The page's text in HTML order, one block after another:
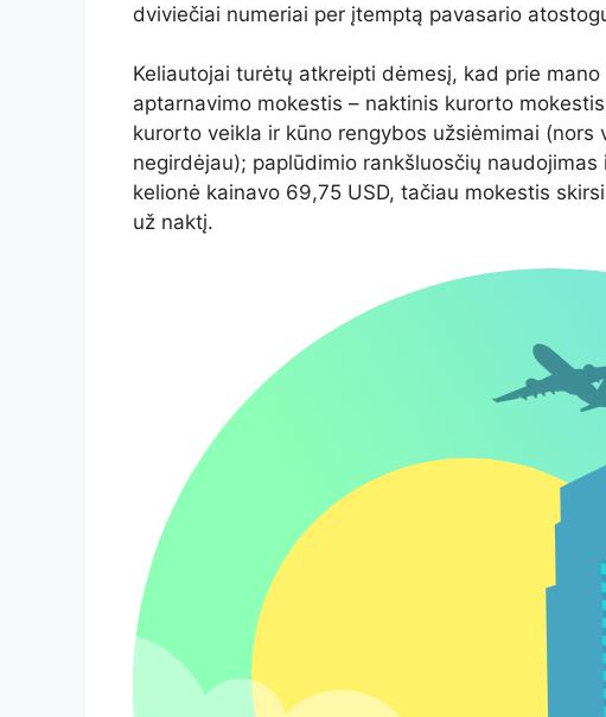
dviviečiai numeriai per įtemptą pavasario
Keliautojai turėtų atkreipti dėmesį, kad prie
aptarnavimo mokestis – naktinis kurorto
kurorto veikla ir kūno rengybos užsiėmimai (nors
negirdėjau); paplūdimio rankšluosčių
kelionė kainavo 69,75 USD, tačiau mokestis
už naktį.